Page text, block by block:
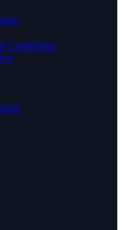
Conditions